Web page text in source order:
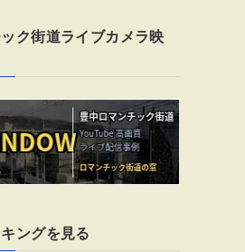
ク街道ライブカメラ映
ングを見る